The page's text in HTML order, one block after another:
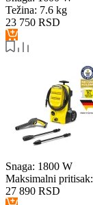
Težina: 7.6 kg
23 750 RSD
Snaga: 1800 W
Maksimalni pritisak:
27 890 RSD